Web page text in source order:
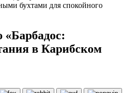
бухтами для спокойного
«Барбадос:
в Карибском